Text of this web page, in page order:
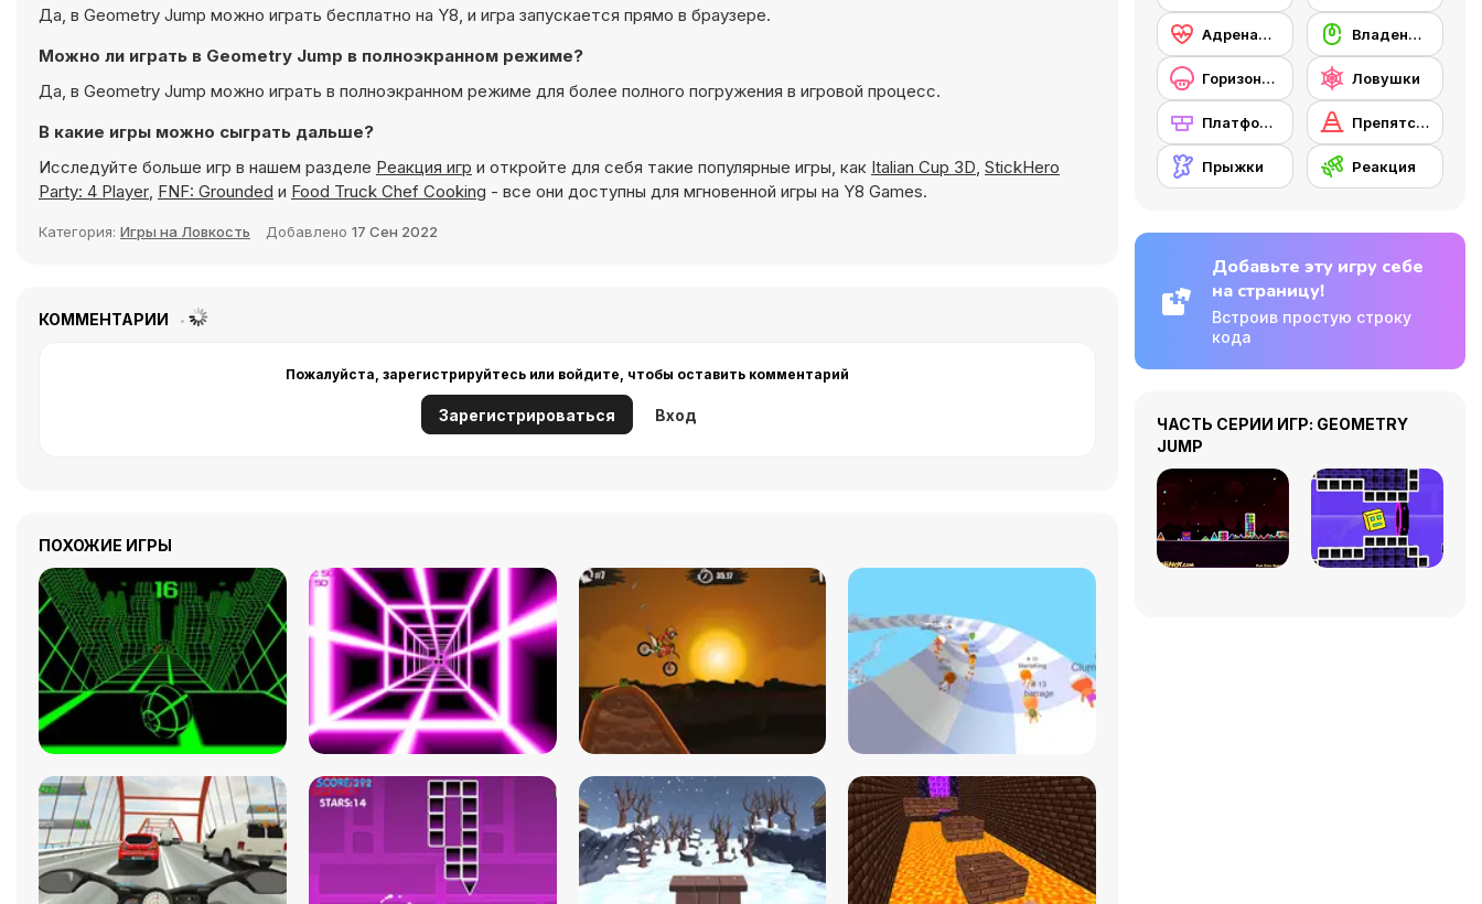
Да, в Geometry Jump можно играть бесплатно на Y8, и игра запускается прямо в браузере.
Можно ли играть в Geometry Jump в полноэкранном режиме?
Да, в Geometry Jump можно играть в полноэкранном режиме для более полного погружения в игровой процесс.
В какие игры можно сыграть дальше?
Исследуйте больше игр в нашем разделе Реакция игр и откройте для себя такие популярные игры, как Italian Cup 3D, StickHero
Party: 4 Player, FNF: Grounded и Food Truck Chef Cooking - все они доступны для мгновенной игры на Y8 Games.
Категория: Игры на Ловкость Добавлено 17 Сен 2022
КОММЕНТАРИИ
Пожалуйста, зарегистрируйтесь или войдите, чтобы оставить комментарий
Зарегистрироваться Вход
ПОХОЖИЕ ИГРЫ
Адреналин Владение мышью
Горизонтальная прокрутка Ловушки
Платформы Препятствия
Прыжки Реакция
Добавьте эту игру себе
на страницу!
Встроив простую строку
кода
ЧАСТЬ СЕРИИ ИГР: GEOMETRY
JUMP